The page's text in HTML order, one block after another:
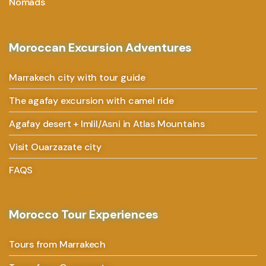
Moroccan Excursion Adventures
Marrakech city with tour guide
The agafay excursion with camel ride
Agafay desert + Imlil/Asni in Atlas Mountains
Visit Ouarzazate city
FAQS
Morocco Tour Experiences
Tours from Marrakech